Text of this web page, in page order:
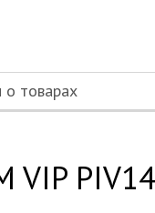
товарах
VIP